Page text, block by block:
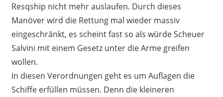
Resqship nicht mehr auslaufen. Durch dieses
Manöver wird die Rettung mal wieder massiv
eingeschränkt, es scheint fast so als würde Scheuer
Salvini mit einem Gesetz unter die Arme greifen
wollen.
In diesen Verordnungen geht es um Auflagen die
Schiffe erfüllen müssen. Denn die kleineren